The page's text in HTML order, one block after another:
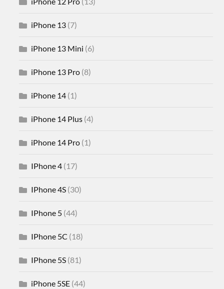
iPhone 13 (7)
iPhone 13 Mini (6)
iPhone 13 Pro (8)
iPhone 14 (1)
iPhone 14 Plus (4)
iPhone 14 Pro (1)
IPhone 4 (17)
IPhone 4S (30)
IPhone 5 (44)
IPhone 5C (18)
IPhone 5S (81)
iPhone 5SE (44)